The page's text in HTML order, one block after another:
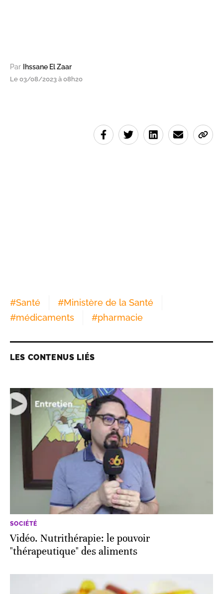
Par Ihssane El Zaar
Le 03/08/2023 à 08h20
#Santé #Ministère de la Santé
#médicaments #pharmacie
LES CONTENUS LIÉS
SOCIÉTÉ
Vidéo. Nutrithérapie: le pouvoir
"thérapeutique" des aliments